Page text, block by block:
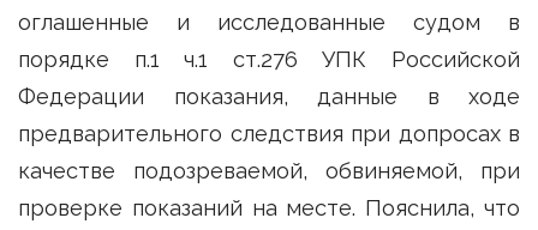
оглашенные и исследованные судом в
порядке п.1 ч.1 ст.276 УПК Российской
Федерации показания, данные в ходе
предварительного следствия при допросах в
качестве подозреваемой, обвиняемой, при
проверке показаний на месте. Пояснила, что